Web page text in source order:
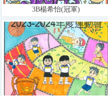
3B楊希怡(冠軍)